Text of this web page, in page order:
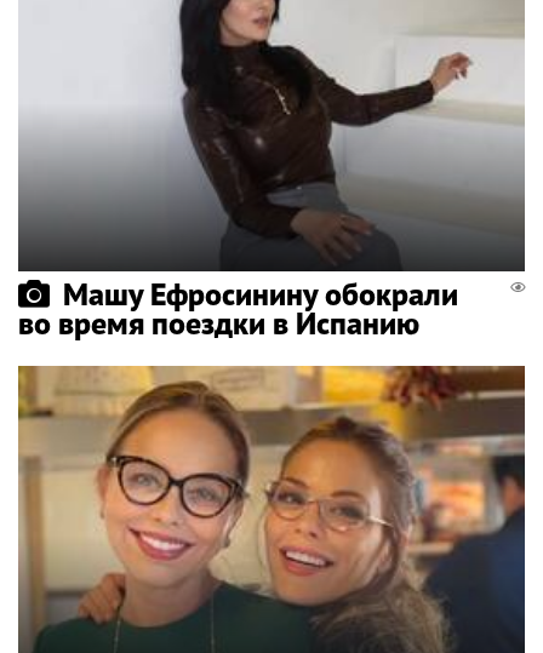
Машу Ефросинину обокрали
во время поездки в Испанию